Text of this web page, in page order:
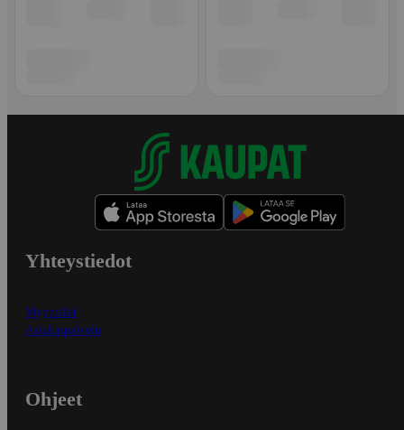
Yhteystiedot
Myymälät
Asiakaspalvelu
Ohjeet